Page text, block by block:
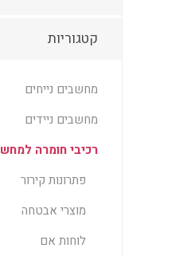
קטגוריות
מחשבים נייחים
מחשבים ניידים
רכיבי חומרה
פתרונות קירור
מוצרי אבטחה
לוחות אם